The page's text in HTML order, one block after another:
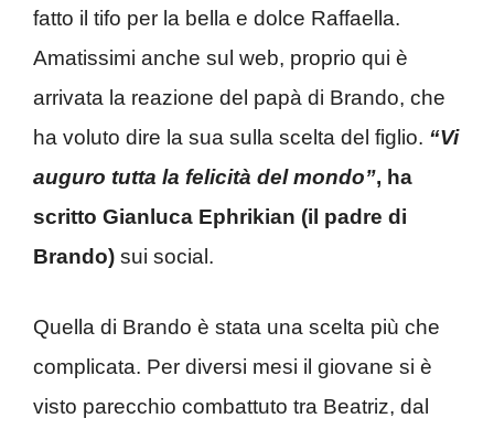
fatto il tifo per la bella e dolce Raffaella.
Amatissimi anche sul web, proprio qui è
arrivata la reazione del papà di Brando, che
ha voluto dire la sua sulla scelta del figlio. “Vi
auguro tutta la felicità del mondo”, ha
scritto Gianluca Ephrikian (il padre di
Brando) sui social.
Quella di Brando è stata una scelta più che
complicata. Per diversi mesi il giovane si è
visto parecchio combattuto tra Beatriz, dal